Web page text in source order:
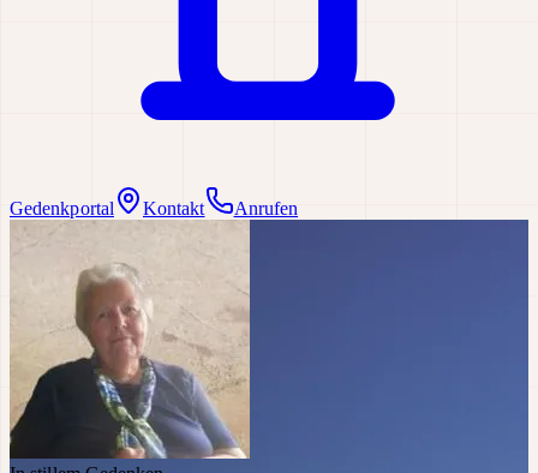
Gedenkportal Kontakt Anrufen